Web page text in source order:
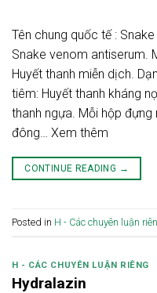
Tên chung quốc tế :
Snake venom antiserum.
Huyết thanh miễn dịch.
tiêm: Huyết thanh kháng
thanh ngựa. Mỗi hộp
đông… Xem thêm
CONTINUE READING →
Posted in H - Các chuyên luận
H - CÁC CHUYÊN LUẬN RIÊNG
Hydralazin